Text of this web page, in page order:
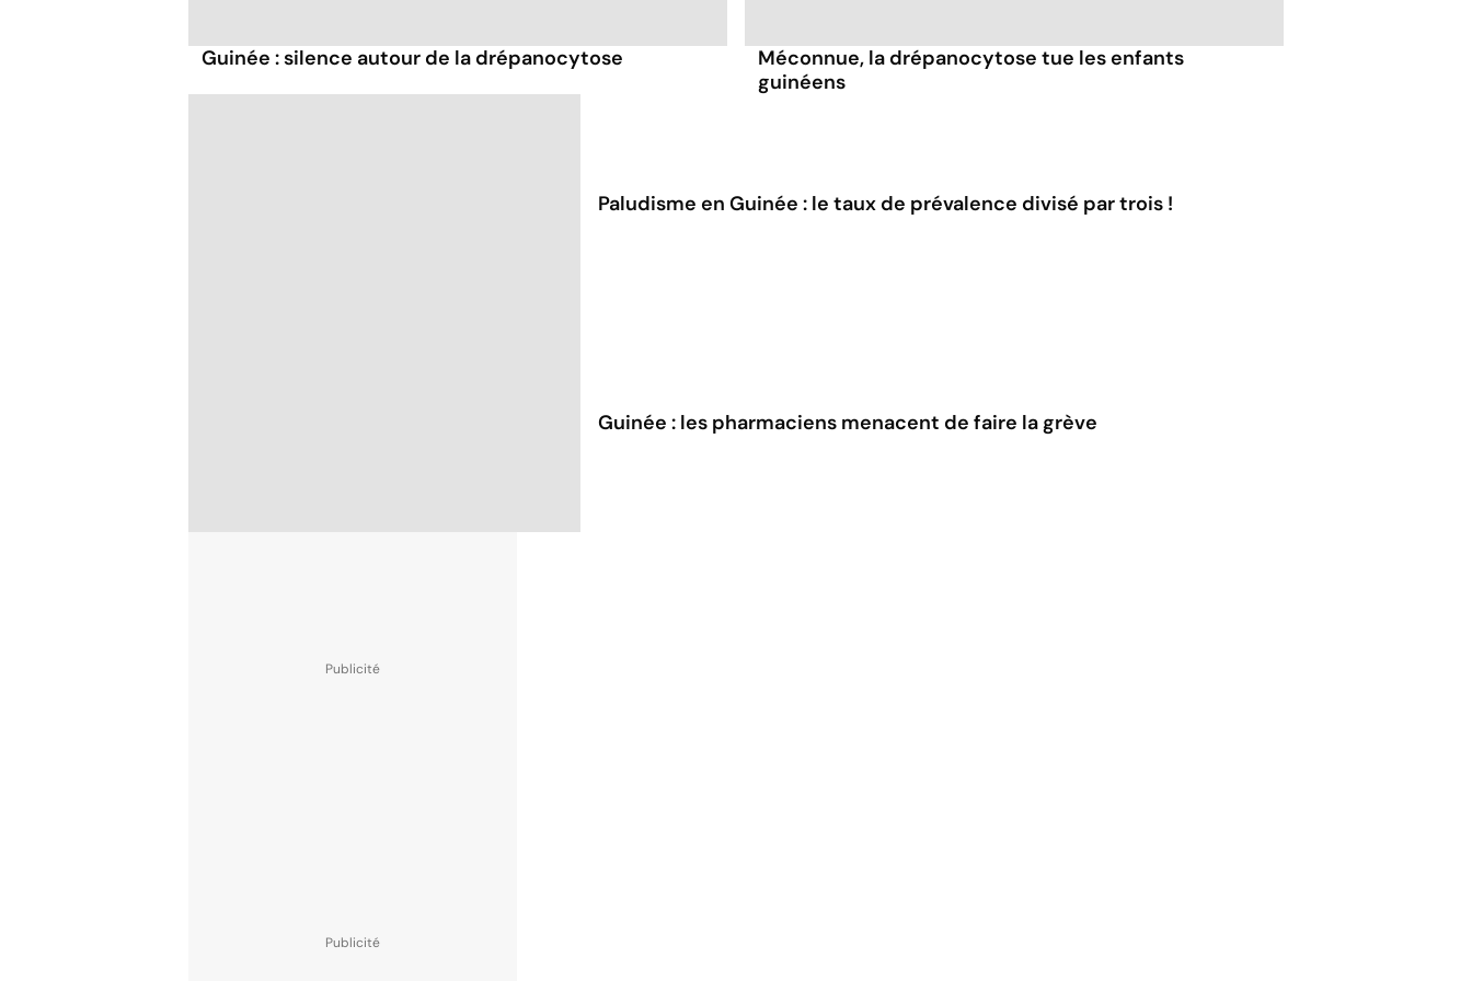
Guinée : silence autour de la drépanocytose
Méconnue, la drépanocytose tue les enfants
guinéens
Paludisme en Guinée : le taux de prévalence divisé par trois !
Guinée : les pharmaciens menacent de faire la grève